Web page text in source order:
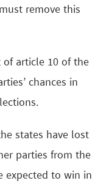
remove this
of article 10 of the
chances in
states have lost
parties from the
expected to win in